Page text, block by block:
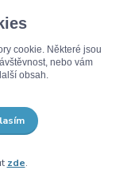
cookie. Některé jsou
nebo vám
obsah.
zde.